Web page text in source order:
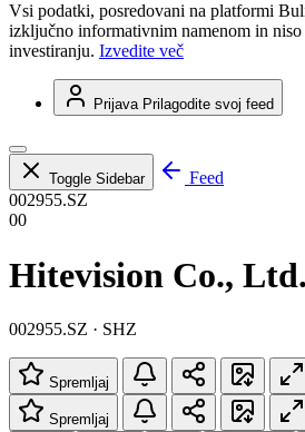
Vsi podatki, posredovani na platformi
izključno informativnim namenom in
investiranju. Izvedite več
Prijava Prilagodite svoj feed
Toggle Sidebar
Feed
002955.SZ
00
Hitevision Co., Ltd.
002955.SZ · SHZ
Spremljaj
Spremljaj